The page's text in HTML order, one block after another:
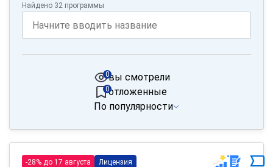
Найдено 32 программы
вы смотрели
0
отложенные
0
По популярности
-28% до 17 августа Лицензия